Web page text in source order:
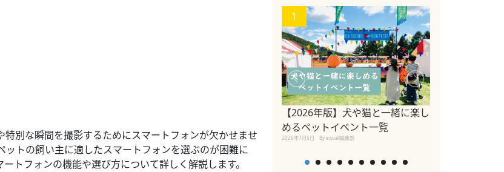
別な瞬間を撮影するためにスマートフォンが欠かせませ
トの飼い主に適したスマートフォンを選ぶのが困難に
トフォンの機能や選び方について詳しく解説します。
1
【2026年版】犬や猫と一緒に楽し
めるペットイベント一覧
2026年7月5日 By equall編集部